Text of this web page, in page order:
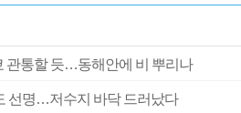
관통할 듯…동해안에 비 뿌리나
선명…저수지 바닥 드러났다